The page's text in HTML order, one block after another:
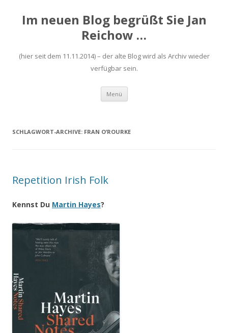
Im neuen Blog begrüßt Sie Jan
Reichow …
(hier seit dem 11.11.2014) – der alte Blog wird als Archiv wieder
verfügbar sein.
Menü Zum
springen
SCHLAGWORT-ARCHIVE: FRAN O’ROURKE
Repetition Irish Folk
Kennst Du Martin Hayes?